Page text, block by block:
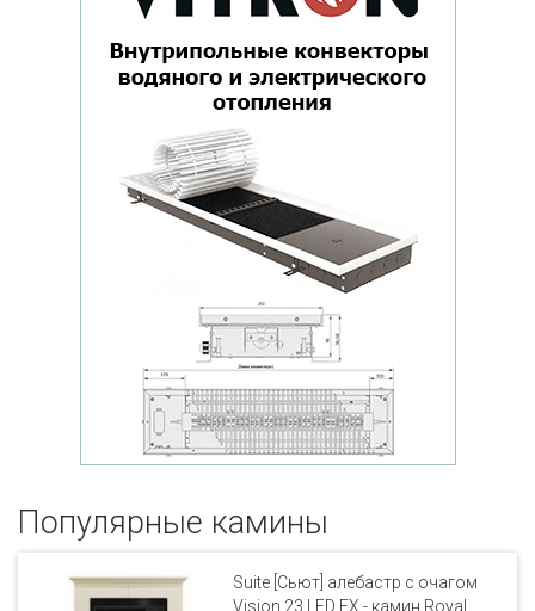
Популярные кaмины
Suite [Сьют] алебастр с очагом
Vision 23 LED FX - камин Royal